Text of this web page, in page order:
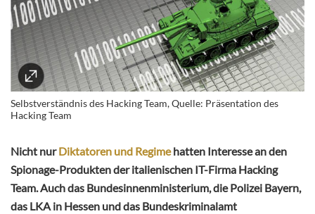
Selbstverständnis des Hacking Team, Quelle: Präsentation des
Hacking Team
Nicht nurDiktatoren und Regimehatten Interesse an den
Spionage-Produkten der italienischen IT-Firma Hacking
Team. Auch das Bundesinnenministerium, die Polizei Bayern,
das LKA in Hessen und das Bundeskriminalamt